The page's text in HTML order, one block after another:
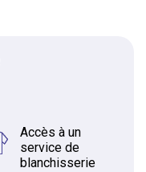
Accès à un
service de
blanchisserie